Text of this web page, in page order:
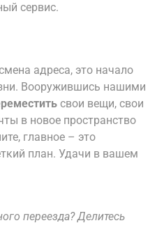
сервис.
адреса, это начало
Вооружившись нашими
свои вещи, свои
в новое пространство
главное – это
план. Удачи в вашем
переезда? Делитесь